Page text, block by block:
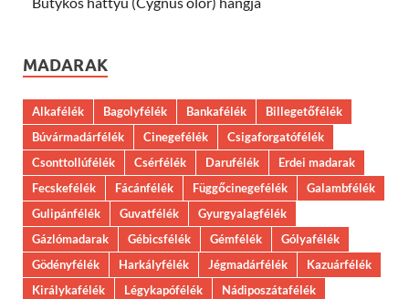
MADARAK
Alkafélék Bagolyfélék Bankafélék
Billegetőfélék
Búvármadárfélék
Cinegefélék
Csigaforgatófélék
Csonttollúfélék
Csérfélék Darufélék
Erdei madarak
Fecskefélék
Fácánfélék Függőcinegefélék
Galambfélék
Gulipánfélék
Guvatfélék
Gyurgyalagfélék
Gázlómadarak
Gébicsfélék Gémfélék
Gólyafélék
Gödényfélék
Harkályfélék Jégmadárfélék
Kazuárfélék
Királykafélék
Légykapófélék
Nádiposzátafélék